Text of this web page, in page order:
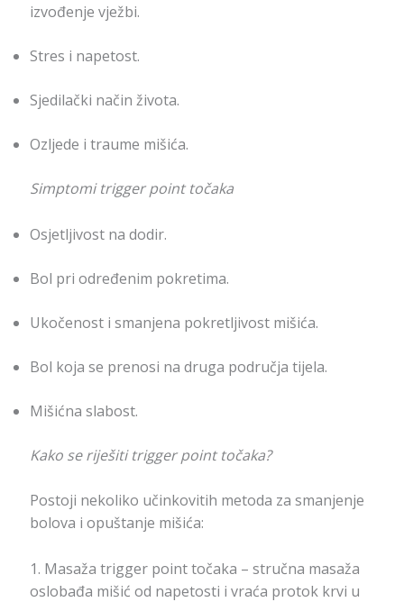
izvođenje vježbi.
Stres i napetost.
Sjedilački način života.
Ozljede i traume mišića.
Simptomi trigger point točaka
Osjetljivost na dodir.
Bol pri određenim pokretima.
Ukočenost i smanjena pokretljivost mišića.
Bol koja se prenosi na druga područja tijela.
Mišićna slabost.
Kako se riješiti trigger point točaka?
Postoji nekoliko učinkovitih metoda za smanjenje
bolova i opuštanje mišića:
1. Masaža trigger point točaka – stručna masaža
oslobađa mišić od napetosti i vraća protok krvi u